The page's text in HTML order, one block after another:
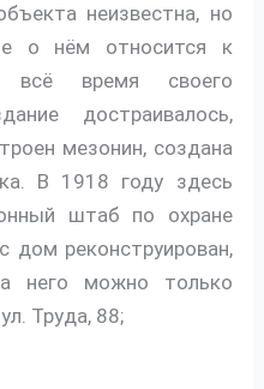
неизвестна, но
о нём относится к
время своего
достраивалось,
мезонин, создана
В 1918 году здесь
штаб по охране
дом реконструирован,
него можно только
Труда, 88;